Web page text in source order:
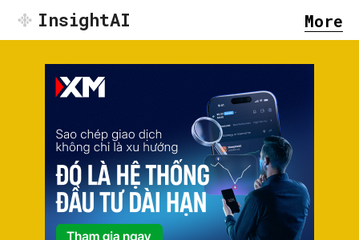
InsightAI More